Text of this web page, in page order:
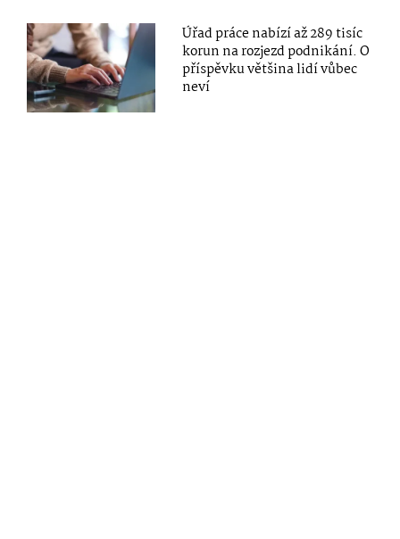
Úřad práce nabízí až 289 tisíc
korun na rozjezd podnikání. O
příspěvku většina lidí vůbec
neví